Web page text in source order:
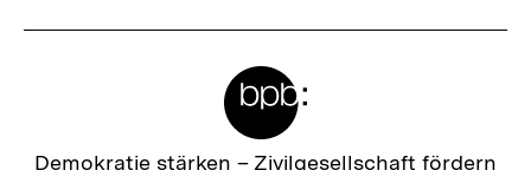
Zur
Demokratie stärken – Zivilgesellschaft fördern